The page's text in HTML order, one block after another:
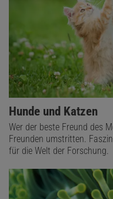
Hunde und Katzen
Wer der beste Freund des
Freunden umstritten.
für die Welt der Forschung.